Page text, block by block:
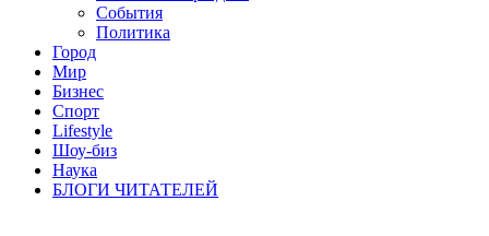
События
Политика
Город
Мир
Бизнес
Спорт
Lifestyle
Шоу-биз
Наука
БЛОГИ ЧИТАТЕЛЕЙ